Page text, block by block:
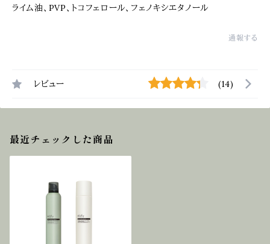
ライム油、PVP、トコフェロール、フェノキシエタノール
通報する
レビュー (14)
最近チェックした商品